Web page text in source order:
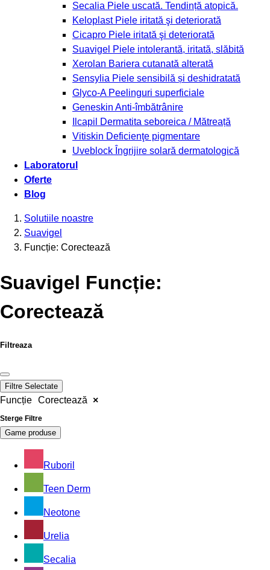
Secalia Piele uscată. Tendință atopică.
Keloplast Piele iritată şi deteriorată
Cicapro Piele iritată şi deteriorată
Suavigel Piele intolerantă, iritată, slăbită
Xerolan Bariera cutanată alterată
Sensylia Piele sensibilă și deshidratată
Glyco-A Peelinguri superficiale
Geneskin Anti-îmbătrânire
Ilcapil
Dermatita seboreica / Mătreață
Vitiskin Deficienţe pigmentare
Uveblock Îngrijire solară dermatologică
Laboratorul
Oferte
Blog
Solutiile noastre
Suavigel
Funcție: Corectează
Suavigel Funcție:
Corectează
Filtreaza
Filtre Selectate
Funcție Corectează ×
Sterge Filtre
Game produse
Ruboril
Teen Derm
Neotone
Urelia
Secalia